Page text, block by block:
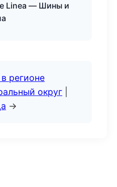
Linea — Шины и
регионе
округ
→